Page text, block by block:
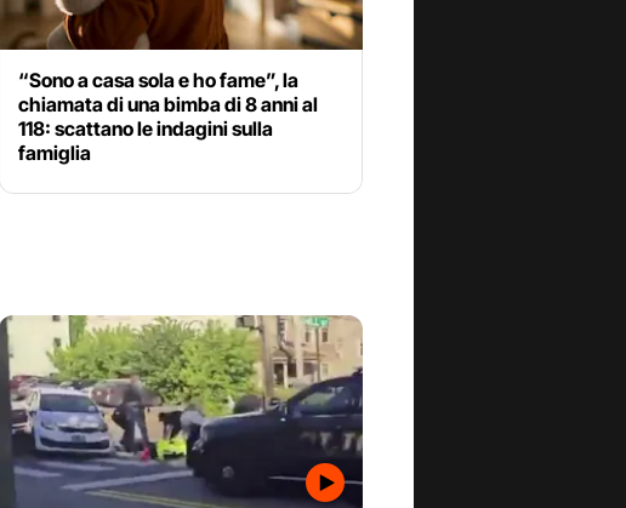
“Sono a casa sola e ho fame”, la
chiamata di una bimba di 8 anni al
118: scattano le indagini sulla
famiglia